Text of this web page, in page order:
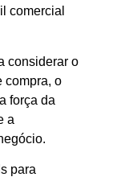
comercial
considerar o
compra, o
força da
a
para